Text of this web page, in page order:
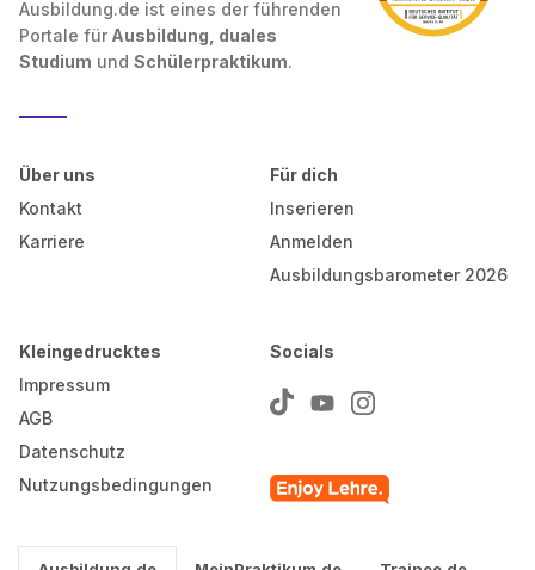
Ausbildung.de ist eines der führenden
Portale für Ausbildung, duales
Studium und Schülerpraktikum.
Über uns
Kontakt
Karriere
Für dich
Inserieren
Anmelden
Ausbildungsbarometer 2026
Kleingedrucktes
Impressum
AGB
Datenschutz
Nutzungsbedingungen
Socials